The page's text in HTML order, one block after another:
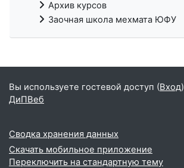
Архив курсов
Заочная школа мехмата ЮФУ
Вы используете гостевой доступ (Вход)
ДиПВеб
Сводка хранения данных
Скачать мобильное приложение
Переключить на стандартную тему